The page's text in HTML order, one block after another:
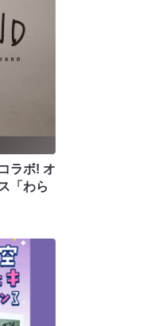
ラボ! オ
「わら